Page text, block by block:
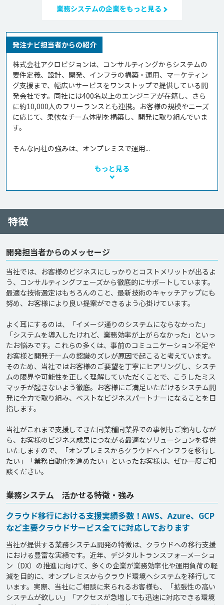
業務システムの企業をもっと見る
発注ナビ担当者からの紹介
株式会社アクロビジョンは、コンサルティングからシステムの
要件定義、設計、開発、インフラの構築・運用、マーケティン
グ支援まで、幅広いサービスをワンストップで提供している開
発会社です。同社には400名以上のエンジニアが在籍し、さら
に約10,000人のフリーランスとも連携。お客様の規模やニーズ
に応じて、柔軟なチーム体制を構築し、開発に取り組んでいま
す。
そんな同社の強みは、オンプレミスで運用...
もっと見る
特徴
開発担当者からのメッセージ
当社では、お客様のビジネスにしっかりとコストメリットが出るよ
う、コンサルティングフェーズから徹底的にサポートしています。
最適な技術選定はもちろんのこと、最新技術のキャッチアップにも
努め、お客様により良い提案ができるよう心掛けています。
よく耳にするのは、「イメージ通りのシステムにならなかった」
「システムを導入したけれど、業務効率が上がらなかった」といっ
たお悩みです。これらの多くは、事前のコミュニケーション不足や
お客様と開発チームの認識のズレが原因で起こると考えています。
そのため、当社ではお客様のご要望を丁寧にヒアリングし、システ
ムの限界や可能性を正しく理解していただくことで、こうしたミス
マッチが起きないよう徹底。お客様にご満足いただけるシステム開
発に全力で取り組み、ベストなビジネスパートナーになることを目
指します。
当社がこれまで支援してきた同業種同業界での事例もご案内しなが
ら、お客様のビジネス成果につながる最適なソリューションを提供
いたしますので、「オンプレミスからクラウドへインフラを移行し
たい」「業務自動化を進めたい」といったお客様は、ぜひ一度ご相
業務システム 活かせる特徴・強み
クラウド移行における支援実績多数！AWS、Azure、GCP
など主要クラウドサービス全てに対応しております
当社が提供する業務システム開発の特徴は、クラウドへの移行支援
における豊富な実績です。近年、デジタルトランスフォーメーショ
ン（DX）の推進に向けて、多くの企業が業務効率化や運用負荷の軽
減を目的に、オンプレミスからクラウド環境へシステムを移行して
います。実際、当社にご相談に来られるお客様も、「拡張性の高い
システムが欲しい」「アクセスが急増しても迅速に対応できる環境